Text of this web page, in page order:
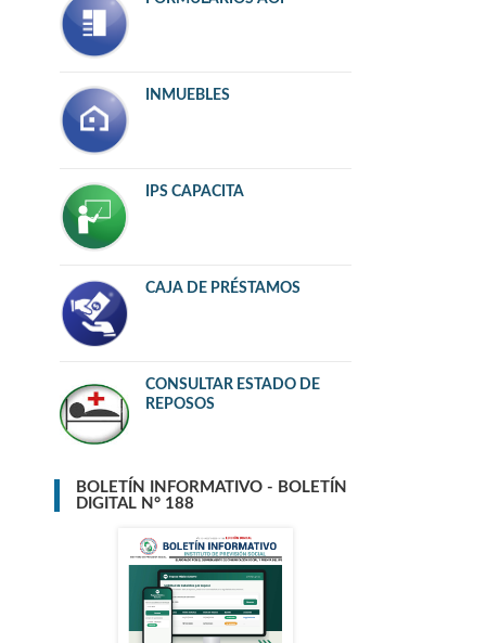
INMUEBLES
IPS CAPACITA
CAJA DE PRÉSTAMOS
CONSULTAR ESTADO DE
REPOSOS
BOLETÍN INFORMATIVO - BOLETÍN
DIGITAL N° 188